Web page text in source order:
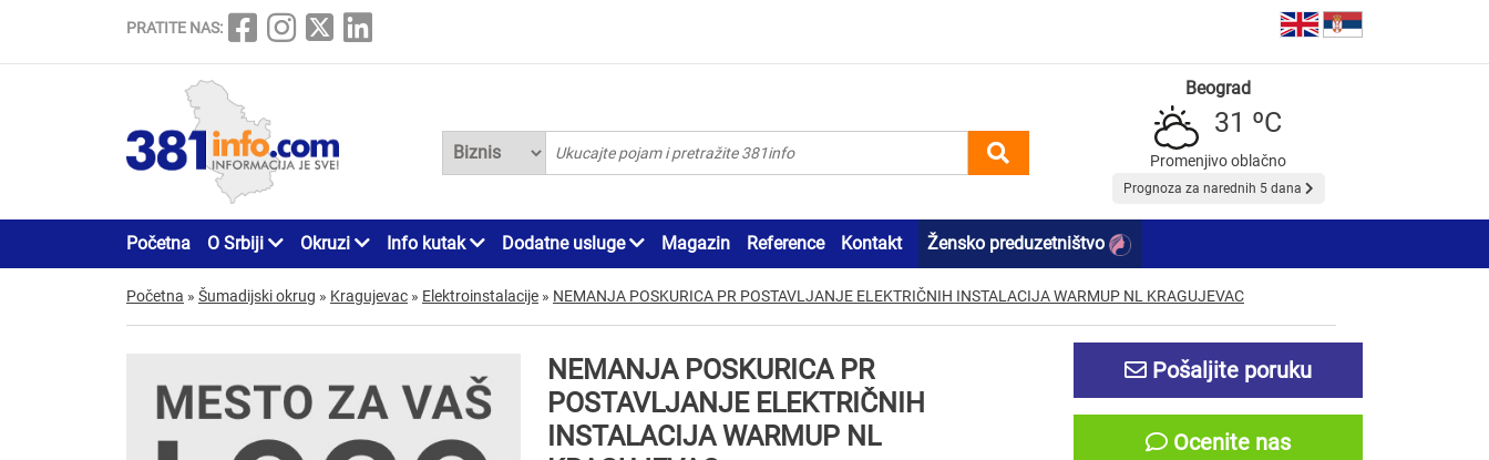
PRATITE NAS:
Beograd
31 ºC
Promenjivo oblačno
Prognoza za narednih 5 dana
Početna O Srbiji Okruzi Info kutak Dodatne usluge Magazin Reference Kontakt Žensko preduzetništvo
Početna » Šumadijski okrug » Kragujevac » Elektroinstalacije » NEMANJA POSKURICA PR POSTAVLJANJE ELEKTRIČNIH INSTALACIJA WARMUP NL KRAGUJEVAC
NEMANJA POSKURICA PR
POSTAVLJANJE ELEKTRIČNIH
INSTALACIJA WARMUP NL
Pošaljite poruku
Ocenite nas